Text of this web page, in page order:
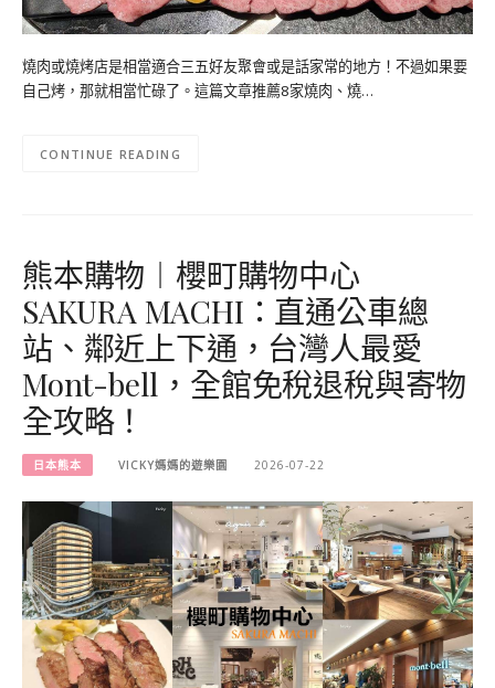
燒肉或燒烤店是相當適合三五好友聚會或是話家常的地方！不過如果要
自己烤，那就相當忙碌了。這篇文章推薦8家燒肉、燒…
CONTINUE READING
熊本購物︱櫻町購物中心
SAKURA MACHI：直通公車總
站、鄰近上下通，台灣人最愛
Mont-bell，全館免稅退稅與寄物
全攻略！
日本熊本 VICKY媽媽的遊樂園 2026-07-22